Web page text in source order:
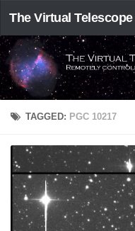
The Virtual
TAGGED: PGC 10217